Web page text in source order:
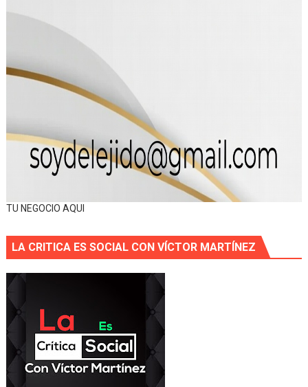
TU NEGOCIO AQUI
LA CRITICA ES SOCIAL CON VÍCTOR MARTÍNEZ